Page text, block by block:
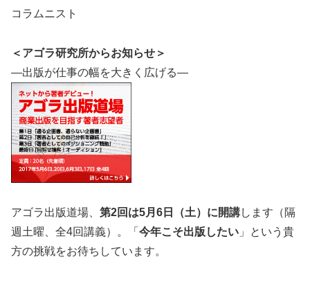
コラムニスト
＜アゴラ研究所からお知らせ＞
―出版が仕事の幅を大きく広げる―
アゴラ出版道場、 第2回は5月6日（土）に開講します（隔
週土曜、全4回講義）。「 今年こそ出版したい 」という貴
方の挑戦をお待ちしています。